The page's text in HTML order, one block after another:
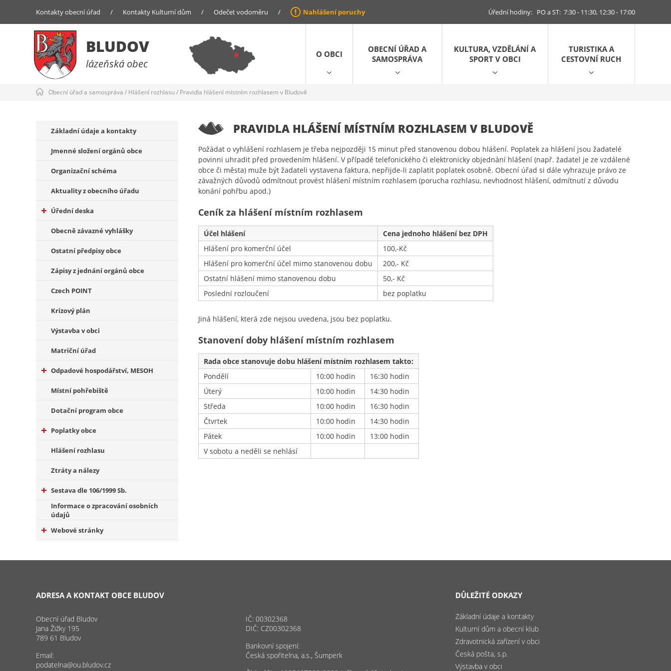
Kontakty obecní úřad / Kontakty Kulturní dům / Odečet vodoměru / Nahlášení poruchy Úřední hodiny: PO a ST: 7:30 - 11:30, 12:30 - 17:00
BLUDOV
lázeňská obec
O OBCI
OBECNÍ ÚŘAD A
SAMOSPRÁVA
KULTURA, VZDĚLÁNÍ A
SPORT V OBCI
TURISTIKA A
CESTOVNÍ RUCH
Obecní úřad a samospráva / Hlášení rozhlasu/ Pravidla hlášení místním rozhlasem v Bludově
Základní údaje a kontakty
Jmenné složení orgánů obce
Organizační schéma
Aktuality z obecního úřadu
Úřední deska
Obecně závazné vyhlášky
Ostatní předpisy obce
Zápisy z jednání orgánů obce
Czech POINT
Krizový plán
Výstavba v obci
Matriční úřad
Odpadové hospodářství, MESOH
Místní pohřebiště
Dotační program obce
Poplatky obce
Hlášení rozhlasu
Ztráty a nálezy
Sestava dle 106/1999 Sb.
Informace o zpracování osobních
údajů
Webové stránky
PRAVIDLA HLÁŠENÍ MÍSTNÍM ROZHLASEM V BLUDOVĚ
Požádat o vyhlášení rozhlasem je třeba nejpozději 15 minut před stanovenou dobou hlášení. Poplatek za hlášení jsou žadatelé
povinni uhradit před provedením hlášení. V případě telefonického či elektronicky objednání hlášení (např. žadatel je ze vzdálené
obce či města) muže být žadateli vystavena faktura, nepřijde-li zaplatit poplatek osobně. Obecní úřad si dále vyhrazuje právo ze
závažných důvodů odmítnout provést hlášení místním rozhlasem (porucha rozhlasu, nevhodnost hlášení, odmítnutí z důvodu
konání pohřbu apod.)
Ceník za hlášení místním rozhlasem
Účel hlášení
Cena jednoho hlášení bez DPH
Hlášení pro komerční účel
100,-Kč
Hlášení pro komerční účel mimo stanovenou dobu
200,- Kč
Ostatní hlášení mimo stanovenou dobu
50,- Kč
Poslední rozloučení
bez poplatku
Jiná hlášení, která zde nejsou uvedena, jsou bez poplatku.
Stanovení doby hlášení místním rozhlasem
Rada obce stanovuje dobu hlášení místním rozhlasem takto:
Pondělí
10:00 hodin
16:30 hodin
Úterý
10:00 hodin
14:30 hodin
Středa
10:00 hodin
16:30 hodin
Čtvrtek
10:00 hodin
14:30 hodin
Pátek
10:00 hodin
13:00 hodin
V sobotu a neděli se nehlásí
ADRESA A KONTAKT OBCE BLUDOV
Obecní úřad Bludov
Jana Žižky 195
789 61 Bludov
Email:
podatelna@ou.bludov.cz
IČ: 00302368
DIČ: CZ00302368
Bankovní spojení:
Česká spořitelna, a.s., Šumperk
DŮLEŽITÉ ODKAZY
Základní údaje a kontakty
Kulturní dům a obecní klub
Zdravotnická zařízení v obci
Česká pošta, s.p.
Výstavba v obci